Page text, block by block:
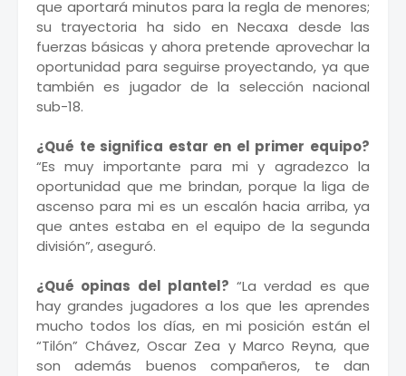
que aportará minutos para la regla de menores;
su trayectoria ha sido en Necaxa desde las
fuerzas básicas y ahora pretende aprovechar la
oportunidad para seguirse proyectando, ya que
también es jugador de la selección nacional
sub-18.
¿Qué te significa estar en el primer equipo?
“Es muy importante para mi y agradezco la
oportunidad que me brindan, porque la liga de
ascenso para mi es un escalón hacia arriba, ya
que antes estaba en el equipo de la segunda
división”, aseguró.
¿Qué opinas del plantel? “La verdad es que
hay grandes jugadores a los que les aprendes
mucho todos los días, en mi posición están el
“Tilón” Chávez, Oscar Zea y Marco Reyna, que
son además buenos compañeros, te dan